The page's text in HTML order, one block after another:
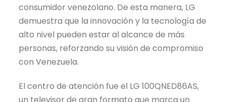
consumidor venezolano. De esta manera, LG
demuestra que la innovación y la tecnología de
alto nivel pueden estar al alcance de más
personas, reforzando su visión de compromiso
con Venezuela.
El centro de atención fue el LG 100QNED86AS,
un televisor de gran formato que marca un